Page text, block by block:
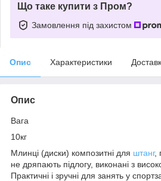
Що таке купити з Пром?
Замовлення під захистом
Опис Характеристики
Опис
Вага
10кг
Млинці (диски) композитні для штанг,
не дряпають підлогу, виконані з
Практичні і зручні для занять у